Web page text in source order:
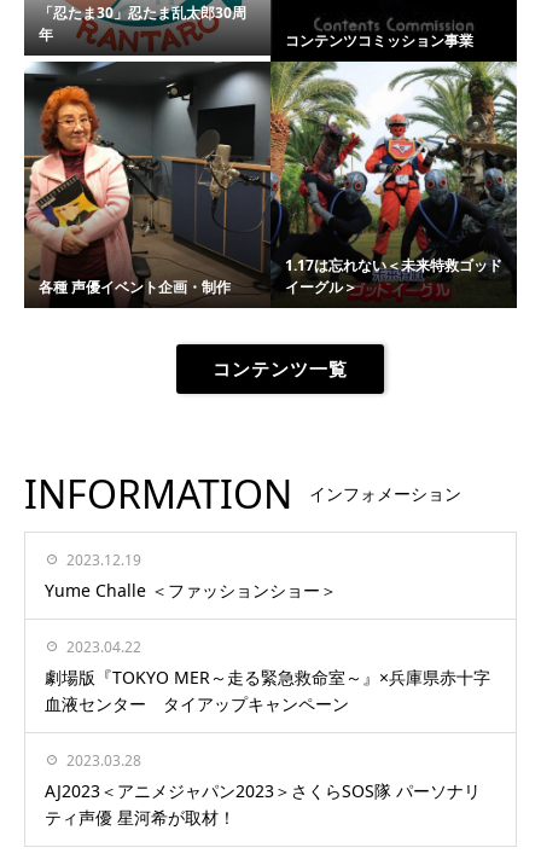
「忍たま30」忍たま乱太郎30周
年
コンテンツコミッション事業
各種 声優イベント企画・制作
1.17は忘れない＜未来特救ゴッド
イーグル＞
コンテンツ一覧
INFORMATION インフォメーション
2023.12.19
Yume Challe ＜ファッションショー＞
2023.04.22
劇場版『TOKYO MER～走る緊急救命室～』×兵庫県赤十字
血液センター タイアップキャンペーン
2023.03.28
AJ2023＜アニメジャパン2023＞さくらSOS隊 パーソナリ
ティ声優 星河希が取材！